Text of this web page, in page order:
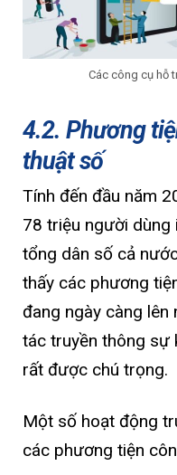
Các công cụ hỗ
4.2. Phương
thuật số
Tính đến đầu năm
78 triệu người dùng
tổng dân số cả
thấy các phương
đang ngày càng lên
tác truyền thông sự
rất được chú trọng.
Một số hoạt động
các phương tiện